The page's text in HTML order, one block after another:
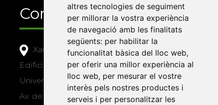
altres tecnologies de seguiment
per millorar la vostra experiència
de navegació amb les finalitats
següents: per habilitar la
funcionalitat bàsica del lloc web,
per oferir una millor experiència al
lloc web, per mesurar el vostre
interès pels nostres productes i
serveis i per personalitzar les
Contacte
Xarxa Vives d'Universitats
Edifici Àgora
Universitat Jaume I, local 10
Av. de Vicent Sos Baynat, s/n